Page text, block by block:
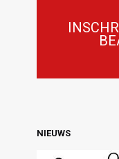
NIEUWS